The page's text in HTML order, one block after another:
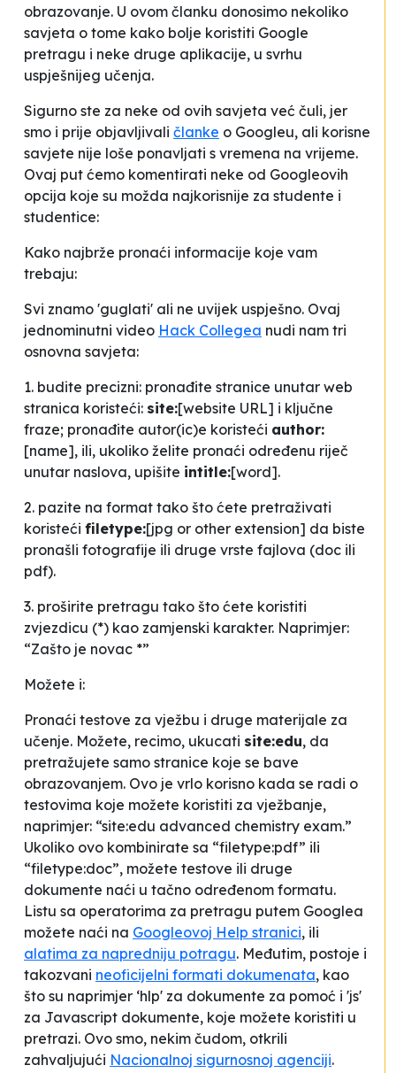
obrazovanje. U ovom članku donosimo nekoliko
savjeta o tome kako bolje koristiti Google
pretragu i neke druge aplikacije, u svrhu
uspješnijeg učenja.
Sigurno ste za neke od ovih savjeta već čuli, jer
smo i prije objavljivali članke o Googleu, ali korisne
savjete nije loše ponavljati s vremena na vrijeme.
Ovaj put ćemo komentirati neke od Googleovih
opcija koje su možda najkorisnije za studente i
studentice:
Kako najbrže pronaći informacije koje vam
trebaju:
Svi znamo 'guglati' ali ne uvijek uspješno. Ovaj
jednominutni video Hack Collegea nudi nam tri
osnovna savjeta:
1. budite precizni: pronađite stranice unutar web
stranica koristeći: site:[website URL] i ključne
fraze; pronađite autor(ic)e koristeći author:
[name], ili, ukoliko želite pronaći određenu riječ
unutar naslova, upišite intitle:[word].
2. pazite na format tako što ćete pretraživati
koristeći filetype:[jpg or other extension] da biste
pronašli fotografije ili druge vrste fajlova (doc ili
pdf).
3. proširite pretragu tako što ćete koristiti
zvjezdicu (*) kao zamjenski karakter. Naprimjer:
“Zašto je novac *”
Možete i:
Pronaći testove za vježbu i druge materijale za
učenje. Možete, recimo, ukucati site:edu, da
pretražujete samo stranice koje se bave
obrazovanjem. Ovo je vrlo korisno kada se radi o
testovima koje možete koristiti za vježbanje,
naprimjer: “site:edu advanced chemistry exam.”
Ukoliko ovo kombinirate sa “filetype:pdf” ili
“filetype:doc”, možete testove ili druge
dokumente naći u tačno određenom formatu.
Listu sa operatorima za pretragu putem Googlea
možete naći na Googleovoj Help stranici, ili
alatima za napredniju potragu. Međutim, postoje i
takozvani neoficijelni formati dokumenata, kao
što su naprimjer ‘hlp' za dokumente za pomoć i 'js'
za Javascript dokumente, koje možete koristiti u
pretrazi. Ovo smo, nekim čudom, otkrili
zahvaljujući Nacionalnoj sigurnosnoj agenciji.